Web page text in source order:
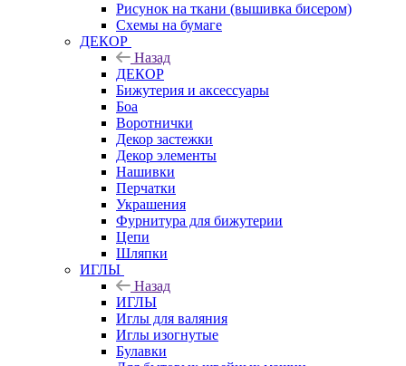
Рисунок на ткани (вышивка бисером)
Схемы на бумаге
ДЕКОР
Назад
ДЕКОР
Бижутерия и аксессуары
Боа
Воротнички
Декор застежки
Декор элементы
Нашивки
Перчатки
Украшения
Фурнитура для бижутерии
Цепи
Шляпки
ИГЛЫ
Назад
ИГЛЫ
Иглы для валяния
Иглы изогнутые
Булавки